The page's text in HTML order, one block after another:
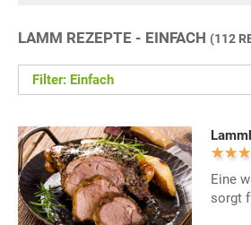
LAMM REZEPTE - EINFACH (112
Filter: Einfach
Eine
sorgt